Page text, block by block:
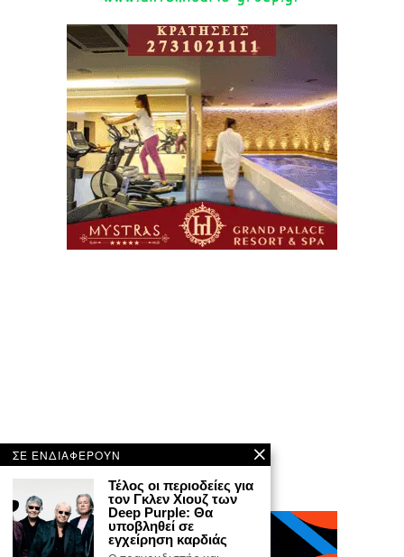
ΣΕ ΕΝΔΙΑΦΕΡΟΥΝ
Τέλος οι περιοδείες για
τον Γκλεν Χιουζ των
Deep Purple: Θα
υποβληθεί σε
εγχείρηση καρδιάς